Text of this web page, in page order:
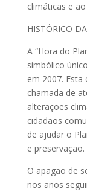
climáticas e
HISTÓRICO
A “Hora do
simbólico
em 2007.
chamada de
alterações
cidadãos
de ajudar o
e preservação.
O apagão de
nos anos